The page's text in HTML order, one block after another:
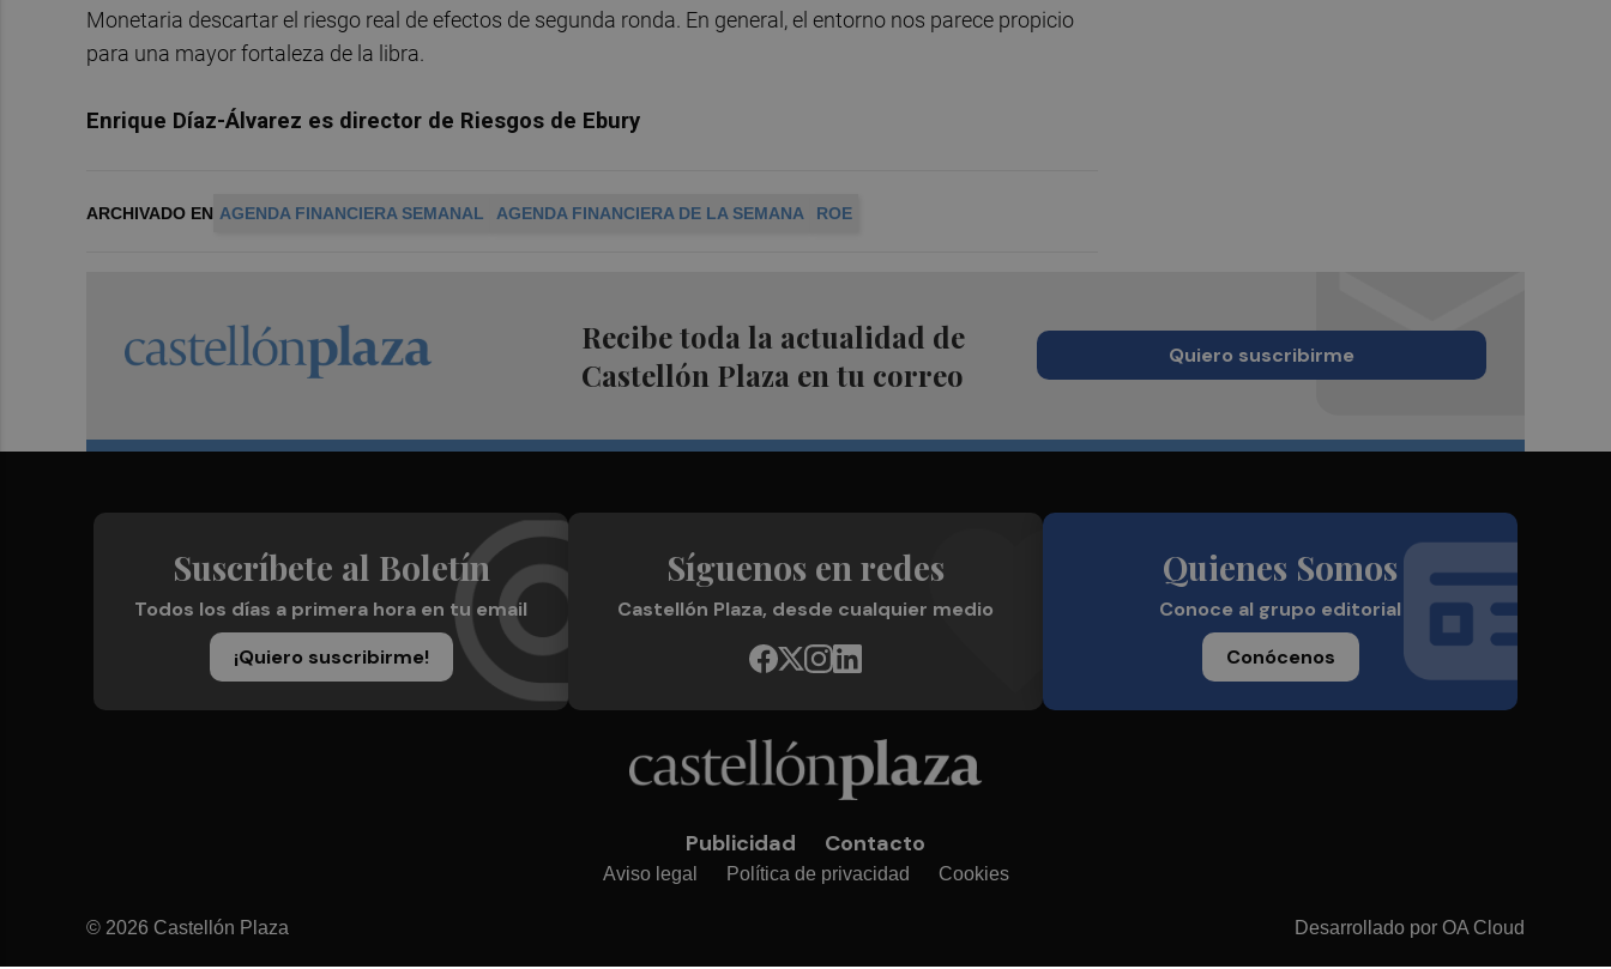
Monetaria descartar el riesgo real de efectos de segunda ronda. En general, el entorno nos parece propicio
para una mayor fortaleza de la libra.
Enrique Díaz-Álvarez es director de Riesgos de Ebury
ARCHIVADO EN AGENDA FINANCIERA SEMANAL AGENDA FINANCIERA DE LA SEMANA ROE
Recibe toda la actualidad de
Castellón Plaza en tu correo
Quiero suscribirme
Suscríbete al Boletín
Todos los días a primera hora en tu email
¡Quiero suscribirme!
Síguenos en redes
Castellón Plaza, desde cualquier medio
Quienes Somos
Conoce al grupo editorial
Conócenos
Publicidad Contacto
Aviso legal Política de privacidad Cookies
© 2026 Castellón Plaza Desarrollado por OA Cloud